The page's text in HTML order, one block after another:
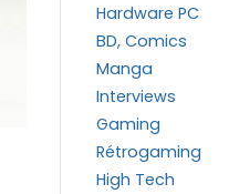
Hardware PC
BD, Comics
Manga
Interviews
Gaming
Rétrogaming
High Tech